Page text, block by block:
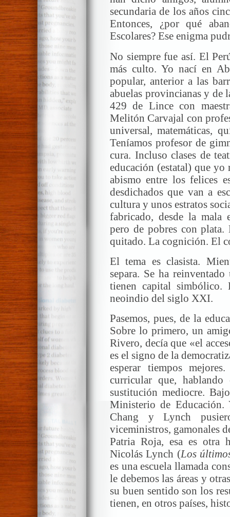
secundaria de los años
Entonces, ¿por qué
Escolares? Ese enigma
No siempre fue así. El
más culto. Yo nací en
popular, anterior a las
abuelas provincianas y
429 de Lince con
Melitón Carvajal con
universal, matemáticas,
Teníamos profesor de
cura. Incluso clases de
educación (estatal) que
abismo entre los felices
desdichados que van a
cultura y unos estratos
fabricado, desde la mala
pero de pobres con
quitado. La cognición. El
El tema es clasista.
separa. Se ha
tienen capital simbólico.
neoindio del siglo XXI.
Pasemos, pues, de la
Sobre lo primero, un
Rivero, decía que «el
es el signo de la
esperar tiempos
curricular que,
sustitución mediocre.
Ministerio de
Chang y Lynch
viceministros, gamonales
Patria Roja, esa es otra
Nicolás Lynch (Los
es una escuela llamada
le debemos las áreas y
su buen sentido son los
tienen, en otros países,